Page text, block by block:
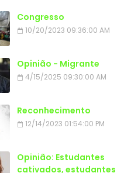
Congresso
10/20/2023 09:36:00 AM
Opinião - Migrante
4/15/2025 09:30:00 AM
Reconhecimento
12/14/2023 01:54:00 PM
Opinião: Estudantes
cativados, estudantes